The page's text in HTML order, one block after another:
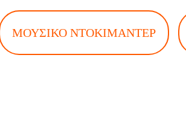
ΜΟΥΣΙΚΌ ΝΤΟΚΙΜΑΝΤΈΡ